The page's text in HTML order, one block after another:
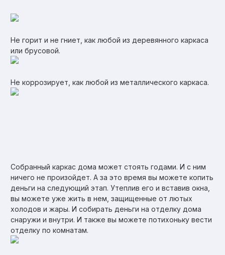
Не горит и не гниет, как любой из деревянного каркаса
или брусовой.
Не коррозирует, как любой из металлического каркаса.
Собранный каркас дома может стоять годами. И с ним
ничего не произойдет. А за это время вы можете копить
деньги на следующий этап. Утеплив его и вставив окна,
вы можете уже жить в нем, защищенные от лютых
холодов и жары. И собирать деньги на отделку дома
снаружи и внутри. И также вы можете потихоньку вести
отделку по комнатам.